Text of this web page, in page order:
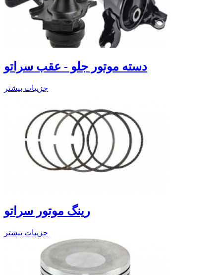
دسته موتور جلو - عقب سراتو
جزییات بیشتر
رینگ موتور سراتو
جزییات بیشتر